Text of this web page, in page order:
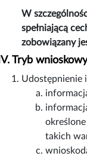
W
spełniającą
zobowiązany
IV. Tryb
Udostępnienie
takich